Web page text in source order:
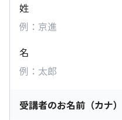
姓
名
受講者のお名前（カナ）